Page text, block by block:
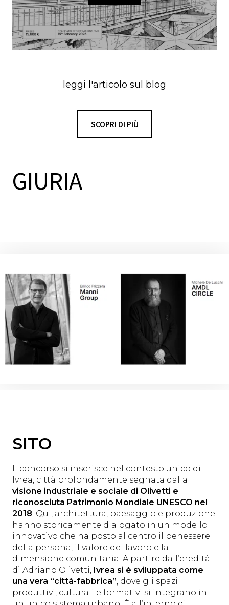
leggi l'articolo sul blog
SCOPRI DI PIÙ
GIURIA
SITO
Il concorso si inserisce nel contesto unico di
Ivrea, città profondamente segnata dalla
visione industriale e sociale di Olivetti e
riconosciuta Patrimonio Mondiale UNESCO nel
2018 . Qui, architettura, paesaggio e produzione
hanno storicamente dialogato in un modello
innovativo che ha posto al centro il benessere
della persona, il valore del lavoro e la
dimensione comunitaria. A partire dall’eredità
di Adriano Olivetti, Ivrea si è sviluppata come
una vera “città-fabbrica” , dove gli spazi
produttivi, culturali e formativi si integrano in